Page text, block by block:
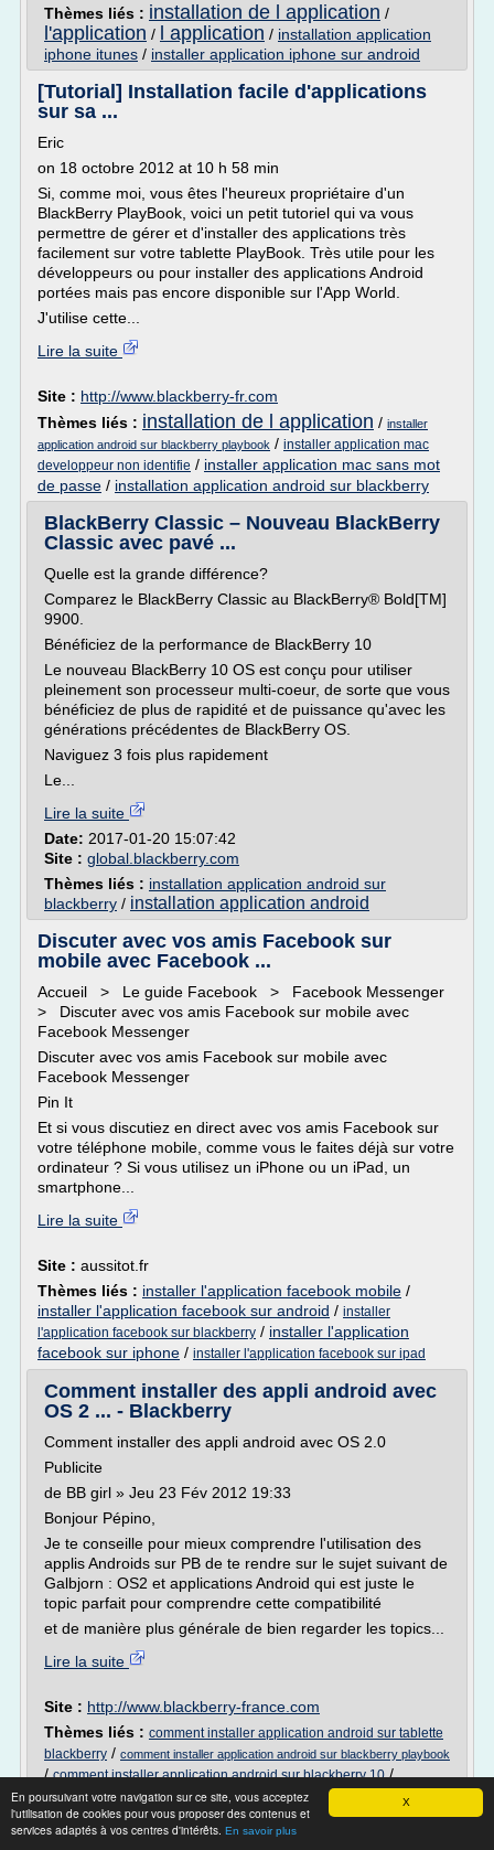
X
En poursuivant votre navigation sur ce site, vous acceptez
l'utilisation de cookies pour vous proposer des contenus et
services adaptés à vos centres d'intérêts. En savoir plus
Thèmes liés : installation de l application /
l'application / l application / installation application
iphone itunes / installer application iphone sur android
[Tutorial] Installation facile d'applications
sur sa ...
Eric
on 18 octobre 2012 at 10 h 58 min
Si, comme moi, vous êtes l'heureux propriétaire d'un
BlackBerry PlayBook, voici un petit tutoriel qui va vous
permettre de gérer et d'installer des applications très
facilement sur votre tablette PlayBook. Très utile pour les
développeurs ou pour installer des applications Android
portées mais pas encore disponible sur l'App World.
J'utilise cette...
Lire la suite
Site : http://www.blackberry-fr.com
Thèmes liés : installation de l application / installer
application android sur blackberry playbook / installer application mac
developpeur non identifie / installer application mac sans mot
de passe / installation application android sur blackberry
BlackBerry Classic – Nouveau BlackBerry
Classic avec pavé ...
Quelle est la grande différence?
Comparez le BlackBerry Classic au BlackBerry® Bold[TM]
9900.
Bénéficiez de la performance de BlackBerry 10
Le nouveau BlackBerry 10 OS est conçu pour utiliser
pleinement son processeur multi-coeur, de sorte que vous
bénéficiez de plus de rapidité et de puissance qu'avec les
générations précédentes de BlackBerry OS.
Naviguez 3 fois plus rapidement
Le...
Lire la suite
Date: 2017-01-20 15:07:42
Site : global.blackberry.com
Thèmes liés : installation application android sur
blackberry / installation application android
Discuter avec vos amis Facebook sur
mobile avec Facebook ...
Accueil > Le guide Facebook > Facebook Messenger
> Discuter avec vos amis Facebook sur mobile avec
Facebook Messenger
Discuter avec vos amis Facebook sur mobile avec
Facebook Messenger
Pin It
Et si vous discutiez en direct avec vos amis Facebook sur
votre téléphone mobile, comme vous le faites déjà sur votre
ordinateur ? Si vous utilisez un iPhone ou un iPad, un
smartphone...
Lire la suite
Site : aussitot.fr
Thèmes liés : installer l'application facebook mobile /
installer l'application facebook sur android / installer
l'application facebook sur blackberry / installer l'application
facebook sur iphone / installer l'application facebook sur ipad
Comment installer des appli android avec
OS 2 ... - Blackberry
Comment installer des appli android avec OS 2.0
Publicite
de BB girl » Jeu 23 Fév 2012 19:33
Bonjour Pépino,
Je te conseille pour mieux comprendre l'utilisation des
applis Androids sur PB de te rendre sur le sujet suivant de
Galbjorn : OS2 et applications Android qui est juste le
topic parfait pour comprendre cette compatibilité
et de manière plus générale de bien regarder les topics...
Lire la suite
Site : http://www.blackberry-france.com
Thèmes liés : comment installer application android sur tablette
blackberry / comment installer application android sur blackberry playbook
/comment installer application android sur blackberry 10/
comment installer application android sur blackberry
comment
installer app android sur blackberry